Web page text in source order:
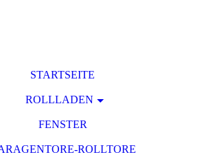
STARTSEITE
ROLLLADEN
FENSTER
ROLLTORE